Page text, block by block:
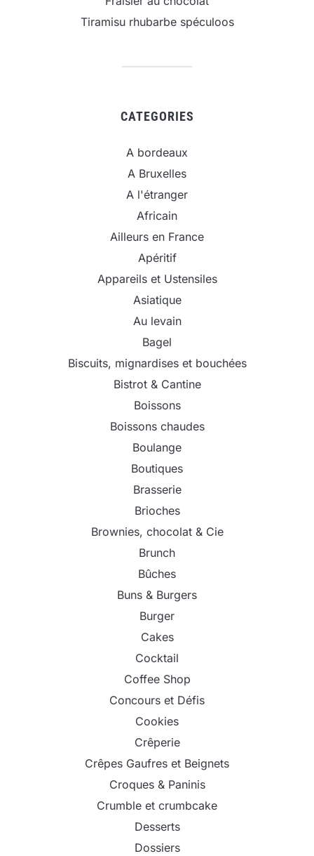
Tiramisu rhubarbe spéculoos
CATEGORIES
A bordeaux
A Bruxelles
A l'étranger
Africain
Ailleurs en France
Apéritif
Appareils et Ustensiles
Asiatique
Au levain
Bagel
Biscuits, mignardises et bouchées
Bistrot & Cantine
Boissons
Boissons chaudes
Boulange
Boutiques
Brasserie
Brioches
Brownies, chocolat & Cie
Brunch
Bûches
Buns & Burgers
Burger
Cakes
Cocktail
Coffee Shop
Concours et Défis
Cookies
Crêperie
Crêpes Gaufres et Beignets
Croques & Paninis
Crumble et crumbcake
Desserts
Dossiers